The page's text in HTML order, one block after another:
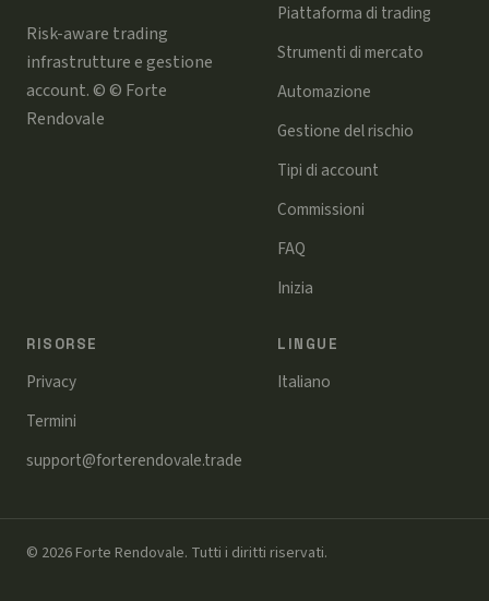
Risk-aware trading
infrastrutture e gestione
account. © © Forte
Rendovale
Piattaforma di trading
Strumenti di mercato
Automazione
Gestione del rischio
Tipi di account
Commissioni
FAQ
Inizia
RISORSE
Privacy
Termini
support@forterendovale.trade
LINGUE
Italiano
© 2026 Forte Rendovale. Tutti i diritti riservati.